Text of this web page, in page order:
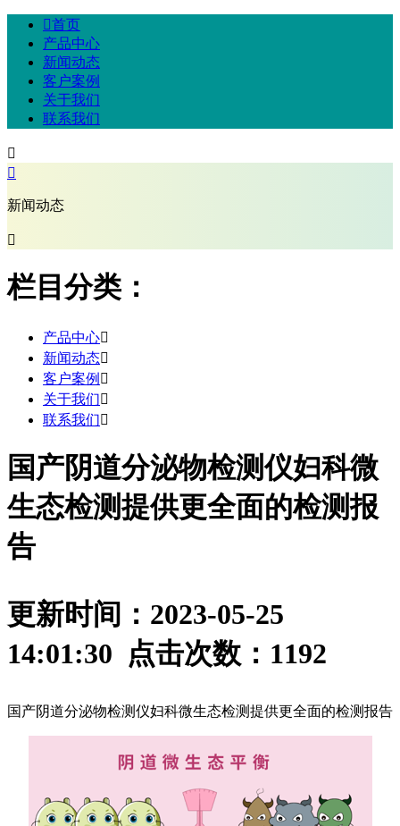
首页
产品中心
新闻动态
客户案例
关于我们
联系我们


新闻动态

栏目分类：
产品中心
新闻动态
客户案例 
关于我们
联系我们
国产阴道分泌物检测仪妇科微
生态检测提供更全面的检测报
告
更新时间：2023-05-25
14:01:30 点击次数： 1192
国产阴道分泌物检测仪妇科微生态检测提供更全面的检测报告